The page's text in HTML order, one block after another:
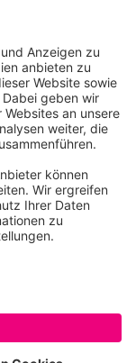
werden
für
befreit
unter der